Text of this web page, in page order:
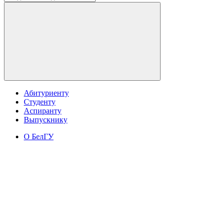
Абитуриенту
Студенту
Аспиранту
Выпускнику
О БелГУ